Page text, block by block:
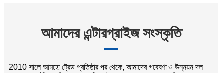
আমাদের এন্টারপ্রাইজ সংস্কৃতি
2010 সালে আমহো ট্রেড প্রতিষ্ঠার পর থেকে, আমাদের গবেষণা ও উন্নয়ন দল